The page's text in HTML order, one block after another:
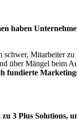
haben
Mitarbeiter
über Mängel beim
fundierte
3 Plus